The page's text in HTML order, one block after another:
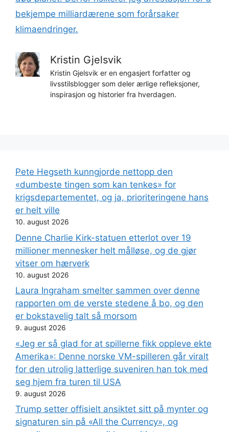
bekjempe milliardærene som forårsaker
klimaendringer.
Kristin Gjelsvik
Kristin Gjelsvik er en engasjert forfatter og
livsstilsblogger som deler ærlige refleksjoner,
inspirasjon og historier fra hverdagen.
Pete Hegseth kunngjorde nettopp den
«dumbeste tingen som kan tenkes» for
krigsdepartementet, og ja, prioriteringene hans
er helt ville
10. august 2026
Denne Charlie Kirk-statuen etterlot over 19
millioner mennesker helt målløse, og de gjør
vitser om hærverk
10. august 2026
Laura Ingraham smelter sammen over denne
rapporten om de verste stedene å bo, og den
er bokstavelig talt så morsom
9. august 2026
«Jeg er så glad for at spillerne fikk oppleve ekte
Amerika»: Denne norske VM-spilleren går viralt
for den utrolig latterlige suveniren han tok med
seg hjem fra turen til USA
9. august 2026
Trump setter offisielt ansiktet sitt på mynter og
signaturen sin på «All the Currency», og